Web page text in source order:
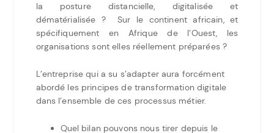
la posture distancielle, digitalisée et
dématérialisée ? Sur le continent africain, et
spécifiquement en Afrique de l’Ouest, les
organisations sont elles réellement préparées ?
L’entreprise qui a su s’adapter aura forcément
abordé les principes de transformation digitale
dans l’ensemble de ces processus métier.
Quel bilan pouvons nous tirer depuis le